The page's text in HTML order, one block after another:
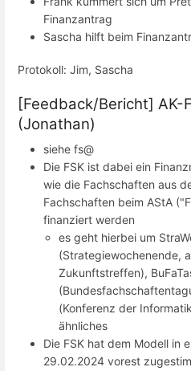
Finanzantrag
Sascha hilft beim
Protokoll: Jim, Sascha
[Feedback/Bericht] AK-
(Jonathan)
siehe fs@
Die FSK ist dabei ein
wie die Fachschaften aus
Fachschaften beim AStA
finanziert werden
es geht hierbei um
(Strategiewochenende,
Zukunftstreffen),
(Konferenz der
ähnliches
Die FSK hat dem Modell in
29.02.2024 vorest